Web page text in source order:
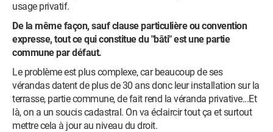
usage privatif.
De la même façon, sauf clause particulière ou convention
expresse, tout ce qui constitue du "bâti" est une partie
commune par défaut.
Le problème est plus complexe, car beaucoup de ses
vérandas datent de plus de 30 ans donc leur installation sur la
terrasse, partie commune, de fait rend la véranda privative...Et
là, on a un soucis cadastral. On va éclaircir tout ça et surtout
mettre cela à jour au niveau du droit.